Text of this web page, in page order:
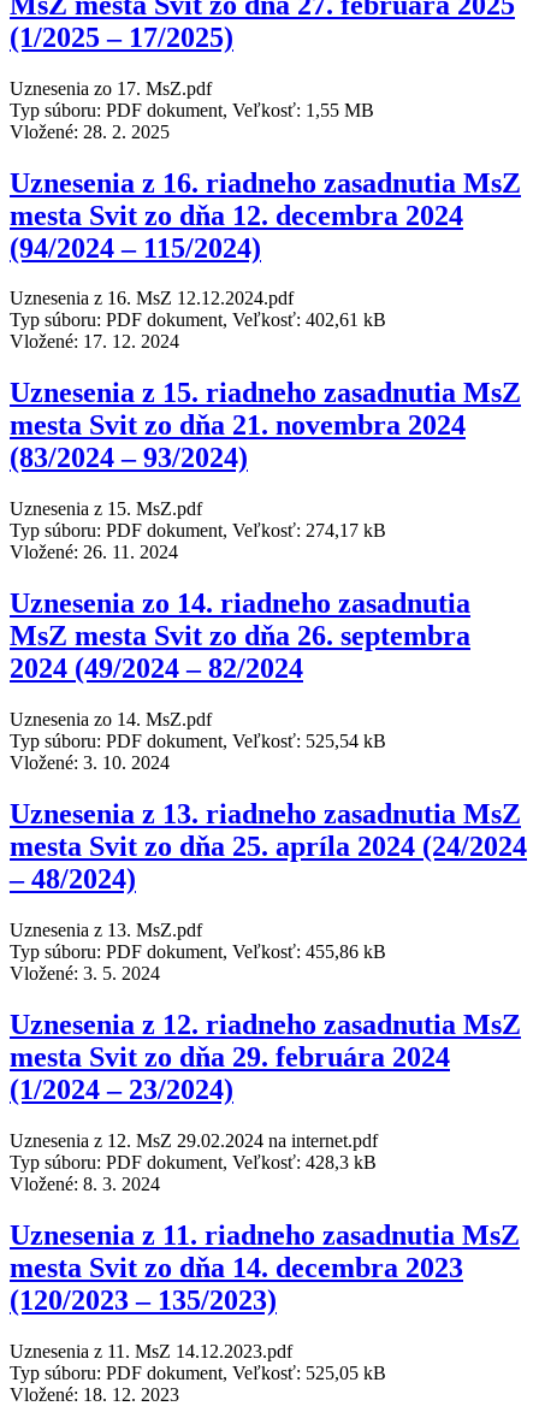
(1/2025 – 17/2025)
Uznesenia zo 17. MsZ.pdf
Typ súboru: PDF dokument, Veľkosť: 1,55 MB
Vložené: 28. 2. 2025
Uznesenia z 16. riadneho zasadnutia MsZ
mesta Svit zo dňa 12. decembra 2024
(94/2024 – 115/2024)
Uznesenia z 16. MsZ 12.12.2024.pdf
Typ súboru: PDF dokument, Veľkosť: 402,61 kB
Vložené: 17. 12. 2024
Uznesenia z 15. riadneho zasadnutia MsZ
mesta Svit zo dňa 21. novembra 2024
(83/2024 – 93/2024)
Uznesenia z 15. MsZ.pdf
Typ súboru: PDF dokument, Veľkosť: 274,17 kB
Vložené: 26. 11. 2024
Uznesenia zo 14. riadneho zasadnutia
MsZ mesta Svit zo dňa 26. septembra
2024 (49/2024 – 82/2024
Uznesenia zo 14. MsZ.pdf
Typ súboru: PDF dokument, Veľkosť: 525,54 kB
Vložené: 3. 10. 2024
Uznesenia z 13. riadneho zasadnutia MsZ
mesta Svit zo dňa 25. apríla 2024 (24/2024
– 48/2024)
Uznesenia z 13. MsZ.pdf
Typ súboru: PDF dokument, Veľkosť: 455,86 kB
Vložené: 3. 5. 2024
Uznesenia z 12. riadneho zasadnutia MsZ
mesta Svit zo dňa 29. februára 2024
(1/2024 – 23/2024)
Uznesenia z 12. MsZ 29.02.2024 na internet.pdf
Typ súboru: PDF dokument, Veľkosť: 428,3 kB
Vložené: 8. 3. 2024
Uznesenia z 11. riadneho zasadnutia MsZ
mesta Svit zo dňa 14. decembra 2023
(120/2023 – 135/2023)
Uznesenia z 11. MsZ 14.12.2023.pdf
Typ súboru: PDF dokument, Veľkosť: 525,05 kB
Vložené: 18. 12. 2023